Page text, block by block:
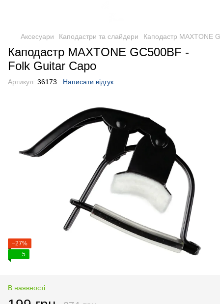
Аксесуари Каподастри та слайдери Каподастр MAXTONE
Каподастр MAXTONE GC500BF -
Folk Guitar Capo
Артикул: 36173 Написати відгук
−27%
5
В наявності